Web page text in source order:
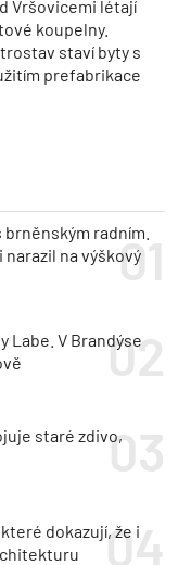
Vršovicemi létají
koupelny.
staví byty s
prefabrikace
radním.
narazil na výškový
Labe. V Brandýse
staré zdivo,
dokazují, že i